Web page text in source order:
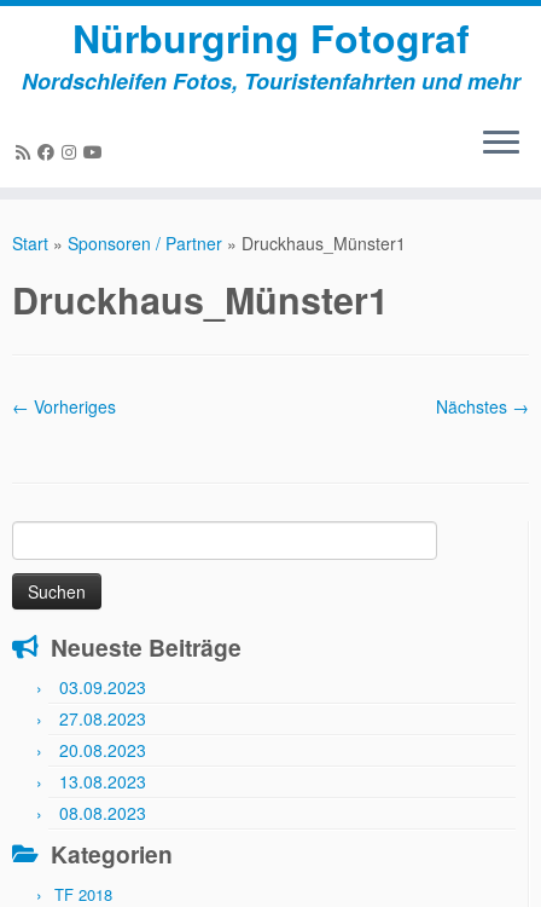
Inhalt
Nürburgring Fotograf
Nordschleifen Fotos, Touristenfahrten und mehr
Start » Sponsoren / Partner » Druckhaus_Münster1
Druckhaus_Münster1
← Vorheriges Nächstes →
nach:
Neueste Beiträge
03.09.2023
27.08.2023
20.08.2023
13.08.2023
08.08.2023
Kategorien
TF 2018